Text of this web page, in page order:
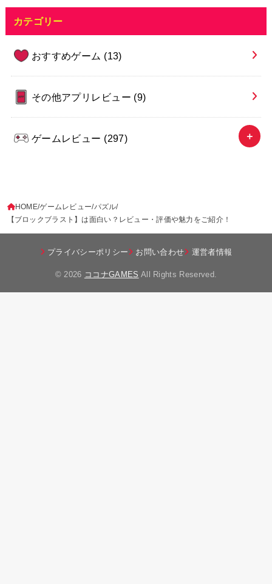
カテゴリー
おすすめゲーム (13)
その他アプリレビュー (9)
ゲームレビュー (297)
HOME ゲームレビュー パズル
【ブロックブラスト】は面白い？レビュー・評価や魅力をご紹介！
プライバシーポリシー お問い合わせ 運営者情報
© 2026 ココナGAMES All Rights Reserved.